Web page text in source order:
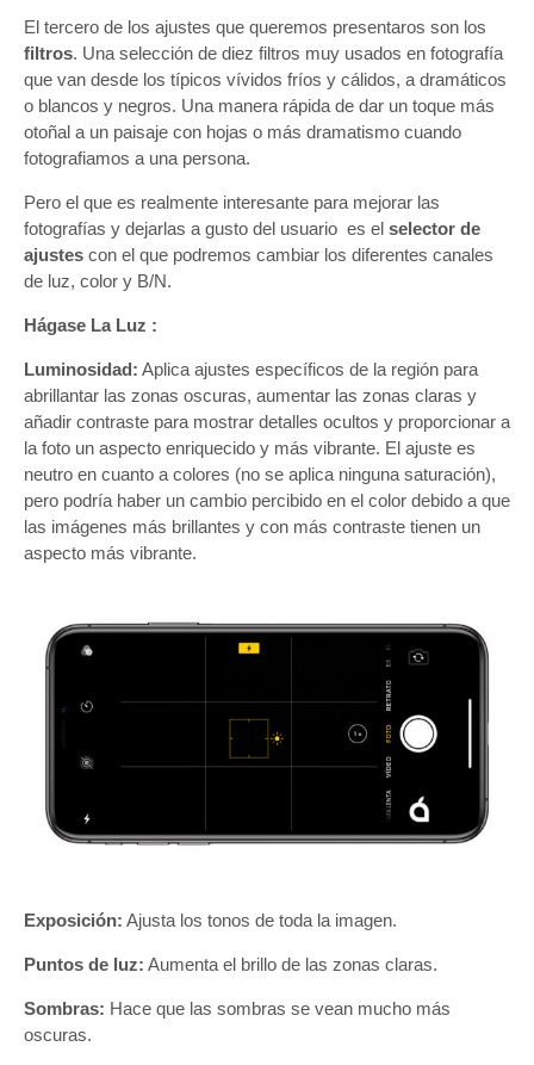
El tercero de los ajustes que queremos presentaros son los
filtros. Una selección de diez filtros muy usados en fotografía
que van desde los típicos vívidos fríos y cálidos, a dramáticos
o blancos y negros. Una manera rápida de dar un toque más
otoñal a un paisaje con hojas o más dramatismo cuando
fotografiamos a una persona.
Pero el que es realmente interesante para mejorar las
fotografías y dejarlas a gusto del usuario es el selector de
ajustes con el que podremos cambiar los diferentes canales
de luz, color y B/N.
Hágase La Luz :
Luminosidad: Aplica ajustes específicos de la región para
abrillantar las zonas oscuras, aumentar las zonas claras y
añadir contraste para mostrar detalles ocultos y proporcionar a
la foto un aspecto enriquecido y más vibrante. El ajuste es
neutro en cuanto a colores (no se aplica ninguna saturación),
pero podría haber un cambio percibido en el color debido a que
las imágenes más brillantes y con más contraste tienen un
aspecto más vibrante.
Exposición: Ajusta los tonos de toda la imagen.
Puntos de luz: Aumenta el brillo de las zonas claras.
Sombras: Hace que las sombras se vean mucho más
oscuras.